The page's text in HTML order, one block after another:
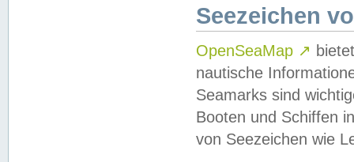
Seezeichen
OpenSeaMap ↗
nautische
Seamarks sind
Booten und Schiffen
von Seezeichen wie